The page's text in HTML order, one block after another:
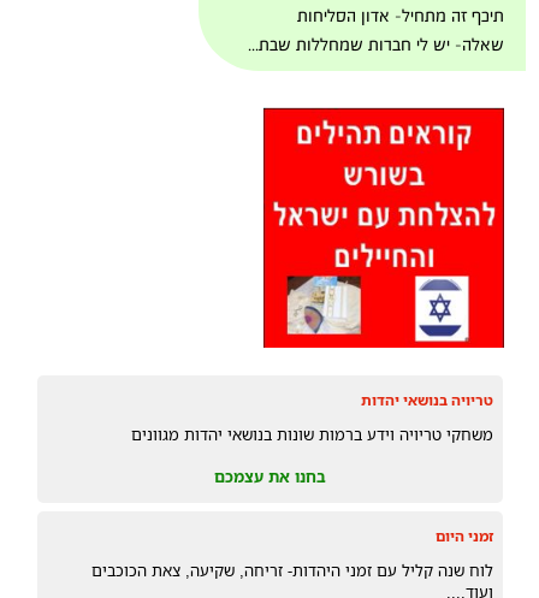
תיכף זה מתחיל- אדון הסליחות
שאלה- יש לי חברות שמחללות שבת...
טריויה בנושאי יהדות
משחקי טריויה וידע ברמות שונות בנושאי יהדות מגוונים
בחנו את עצמכם
זמני היום
לוח שנה קליל עם זמני היהדות- זריחה, שקיעה, צאת הכוכבים
ועוד....